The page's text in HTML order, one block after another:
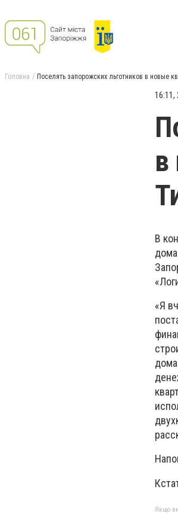
Головна Поселять запорожских льготников в новые
16:11,
в
В
«Я
Якщо